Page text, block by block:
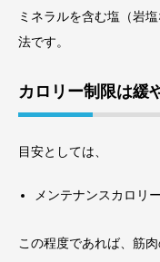
ミネラルを含む塩（岩
法です。
カロリー制限は緩
目安としては、
メンテナンスカロリ
この程度であれば、筋